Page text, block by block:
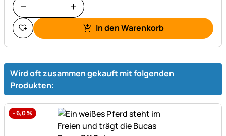
In den Warenkorb
Wird oft zusammen gekauft mit folgenden
Produkten:
-6,0%